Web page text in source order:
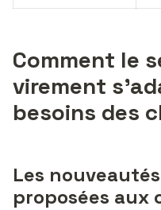
Comment le
virement
besoins des
Les
proposées aux